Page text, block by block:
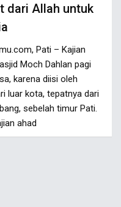
dari Allah untuk
Pati – Kajian
Moch Dahlan pagi
karena diisi oleh
luar kota, tepatnya dari
sebelah timur Pati.
ahad